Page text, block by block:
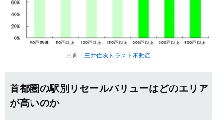
出典： 三井住友トラスト不動産
首都圏の駅別リセールバリューはどのエリア
が高いのか